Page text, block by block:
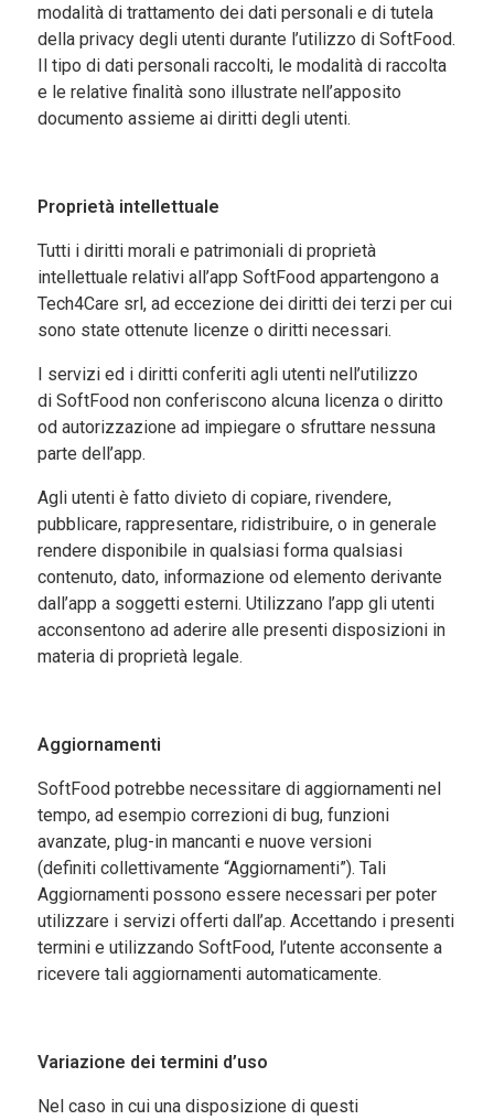
modalità di trattamento dei dati personali e di tutela
della privacy degli utenti durante l’utilizzo di SoftFood.
Il tipo di dati personali raccolti, le modalità di raccolta
e le relative finalità sono illustrate nell’apposito
documento assieme ai diritti degli utenti.
Proprietà intellettuale
Tutti i diritti morali e patrimoniali di proprietà
intellettuale relativi all’app SoftFood appartengono a
Tech4Care srl,ad eccezione dei diritti dei terzi per cui
sono state ottenute licenze o diritti necessari.
I servizi ed i diritti conferiti agli utenti nell’utilizzo
di SoftFoodnon conferiscono alcuna licenza o diritto
od autorizzazione ad impiegare o sfruttare nessuna
parte dell’app.
Agli utenti è fatto divieto di copiare, rivendere,
pubblicare, rappresentare, ridistribuire, o in generale
rendere disponibile in qualsiasi forma qualsiasi
contenuto, dato, informazione od elemento derivante
dall’app a soggetti esterni. Utilizzano l’app gli utenti
acconsentono adaderire alle presenti disposizioni in
materia di proprietà legale.
Aggiornamenti
SoftFoodpotrebbe necessitare di aggiornamenti nel
tempo, ad esempio correzioni di bug, funzioni
avanzate, plug-in mancanti e nuove versioni
(definiticollettivamente “Aggiornamenti”). Tali
Aggiornamenti possono essere necessari per poter
utilizzare i servizi offerti dall’ap. Accettando i presenti
termini e utilizzando SoftFood, l’utente acconsente a
ricevere tali aggiornamenti automaticamente.
Variazione dei termini d’uso
Nel caso in cui una disposizione di questi